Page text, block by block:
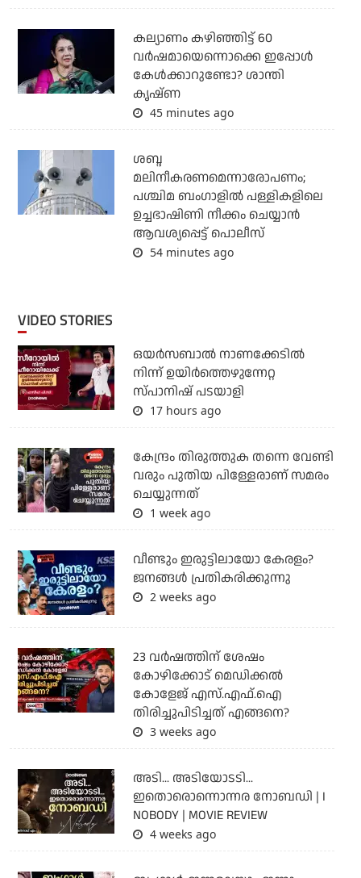
കല്യാണം കഴിഞ്ഞിട്ട് 60
വർഷമായെന്നൊക്കെ ഇപ്പോൾ
കേൾക്കാറുണ്ടോ? ശാന്തി
കൃഷ്ണ
45 minutes ago
ശബ്ദ
മലിനീകരണമെന്നാരോപണം;
പശ്ചിമ ബംഗാളില്‍ പള്ളികളിലെ
ഉച്ചഭാഷിണി നീക്കം ചെയ്യാന്‍
ആവശ്യപ്പെട്ട് പൊലീസ്
54 minutes ago
VIDEO STORIES
ഒയര്‍സബാൽ നാണക്കേടിൽ
നിന്ന് ഉയിർത്തെഴുന്നേറ്റ
സ്പാനിഷ് പടയാളി
17 hours ago
കേന്ദ്രം തിരുത്തുക തന്നെ വേണ്ടി
വരും പുതിയ പിള്ളേരാണ് സമരം
ചെയ്യുന്നത്
1 week ago
വീണ്ടും ഇരുട്ടിലായോ കേരളം?
ജനങ്ങൾ പ്രതികരിക്കുന്നു
2 weeks ago
23 വർഷത്തിന് ശേഷം
കോഴിക്കോട് മെഡിക്കൽ
കോളേജ് എസ്.എഫ്.ഐ
തിരിച്ചുപിടിച്ചത് എങ്ങനെ?
3 weeks ago
അടി... അടിയോടടി...
ഇതൊരൊന്നൊന്നര നോബഡി | I
NOBODY | MOVIE REVIEW
4 weeks ago